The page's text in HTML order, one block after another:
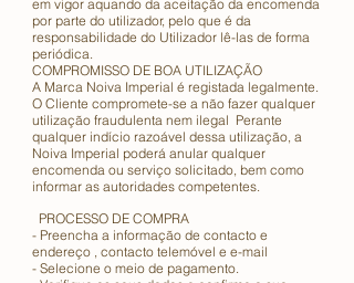
em vigor aquando da aceitação da encomenda
por parte do utilizador, pelo que é da
responsabilidade do Utilizador lê-las de forma
periódica.
COMPROMISSO DE BOA UTILIZAÇÃO
A Marca Noiva Imperial é registada legalmente.
O Cliente compromete-se a não fazer qualquer
utilização fraudulenta nem ilegal Perante
qualquer indício razoável dessa utilização, a
Noiva Imperial poderá anular qualquer
encomenda ou serviço solicitado, bem como
informar as autoridades competentes.
PROCESSO DE COMPRA
- Preencha a informação de contacto e
endereço , contacto telemóvel e e-mail
- Selecione o meio de pagamento.